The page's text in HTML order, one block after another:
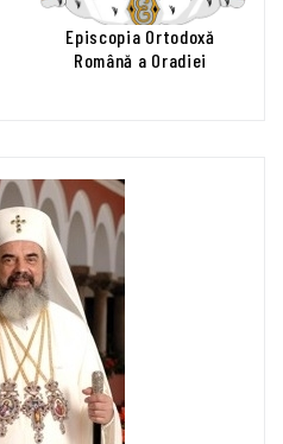
Episcopia Ortodoxă
Română a Oradiei